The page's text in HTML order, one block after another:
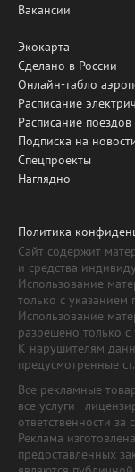
Вакансии
Экокарта
Сделано в России
Онлайн-табло
Расписание
Расписание поездов
Подписка на
Спецпроекты
Наглядно
Политика
Сайт содержит
и средства
Использование
только с указанием
Использование
разрешено только с
К нарушителям
предусмотренные
Все рекламные
все услуги -
ответственности
Реклама
предоставленных